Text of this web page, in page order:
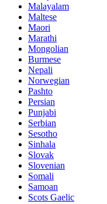
Malayalam
Maltese
Maori
Marathi
Mongolian
Burmese
Nepali
Norwegian
Pashto
Persian
Punjabi
Serbian
Sesotho
Sinhala
Slovak
Slovenian
Somali
Samoan
Scots Gaelic